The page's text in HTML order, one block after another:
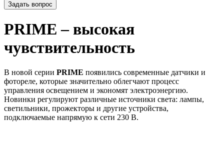
Задать вопрос
PRIME – высокая
чувствительность
В новой серии PRIME появились современные датчики и
фотореле, которые значительно облегчают процесс
управления освещением и экономят электроэнергию.
Новинки регулируют различные источники света: лампы,
светильники, прожекторы и другие устройства,
подключаемые напрямую к сети 230 В.